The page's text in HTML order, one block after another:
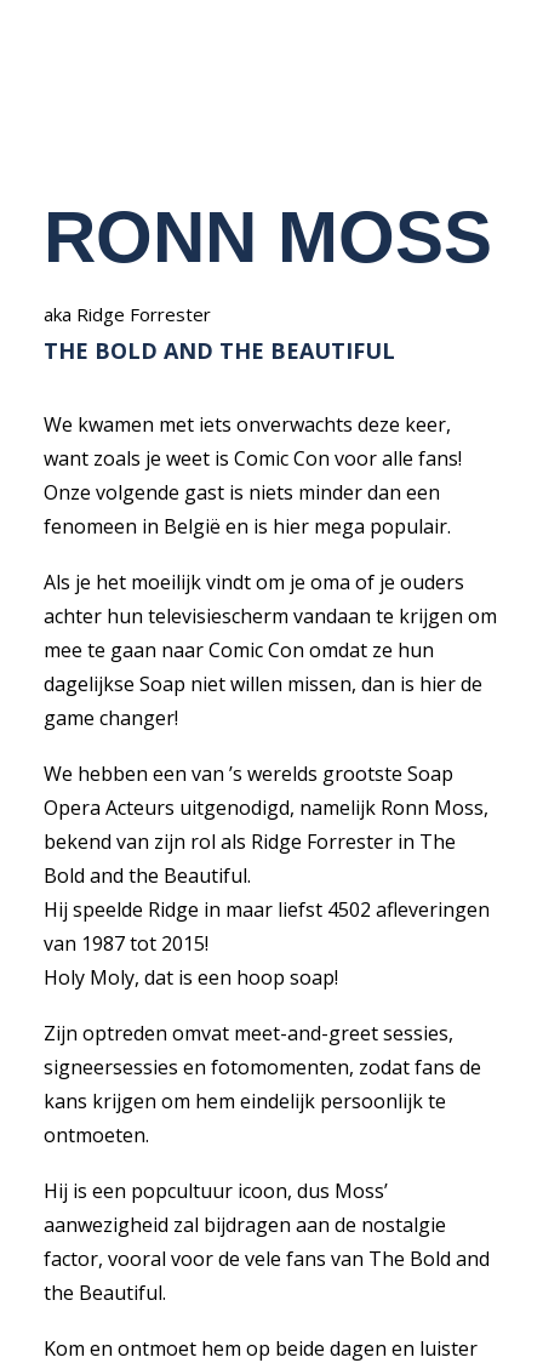
RONN MOSS
aka Ridge Forrester
THE BOLD AND THE BEAUTIFUL
We kwamen met iets onverwachts deze keer,
want zoals je weet is Comic Con voor alle fans!
Onze volgende gast is niets minder dan een
fenomeen in België en is hier mega populair.
Als je het moeilijk vindt om je oma of je ouders
achter hun televisiescherm vandaan te krijgen om
mee te gaan naar Comic Con omdat ze hun
dagelijkse Soap niet willen missen, dan is hier de
game changer!
We hebben een van ’s werelds grootste Soap
Opera Acteurs uitgenodigd, namelijk Ronn Moss,
bekend van zijn rol als Ridge Forrester in The
Bold and the Beautiful.
Hij speelde Ridge in maar liefst 4502 afleveringen
van 1987 tot 2015!
Holy Moly, dat is een hoop soap!
Zijn optreden omvat meet-and-greet sessies,
signeersessies en fotomomenten, zodat fans de
kans krijgen om hem eindelijk persoonlijk te
ontmoeten.
Hij is een popcultuur icoon, dus Moss’
aanwezigheid zal bijdragen aan de nostalgie
factor, vooral voor de vele fans van The Bold and
the Beautiful.
Kom en ontmoet hem op beide dagen en luister